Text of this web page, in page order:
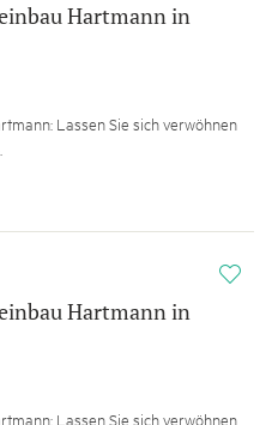
Hartmann in
Lassen Sie sich verwöhnen
i
Hartmann in
Lassen Sie sich verwöhnen